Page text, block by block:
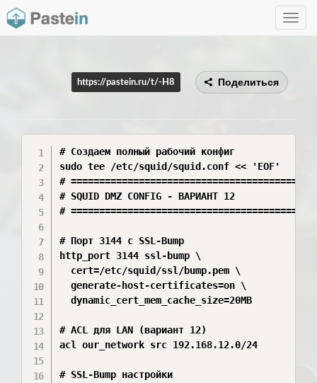
Toggle
https://pastein.ru/t/-H8 Поделиться
# Создаем полный рабочий конфиг
sudo tee /etc/squid/squid.conf << 'EOF'
#
# SQUID DMZ CONFIG - ВАРИАНТ 12
#
# Порт 3144 с SSL-Bump
http_port 3144 ssl-bump \
  cert=/etc/squid/ssl/bump.pem \
  generate-host-certificates=on \
  dynamic_cert_mem_cache_size=20MB
# ACL для LAN (вариант 12)
acl our_network src 192.168.12.0/24
# SSL-Bump настройки